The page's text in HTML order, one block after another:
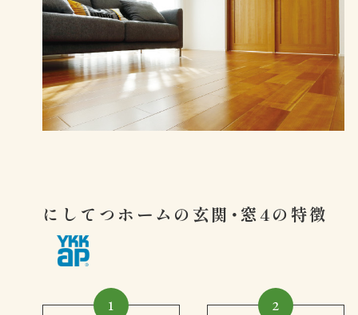
にしてつホームの玄関・窓4の特徴
1 2